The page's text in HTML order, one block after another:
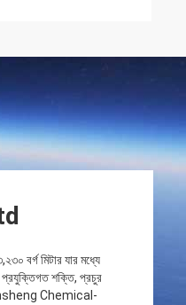
বর্গ মিটার যার মধ্যে
প্রযুক্তিগত শক্তি, প্রচুর
Xinsheng Chemical-